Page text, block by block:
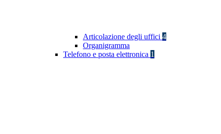
Articolazione degli uffici 4
Organigramma
Telefono e posta elettronica 1